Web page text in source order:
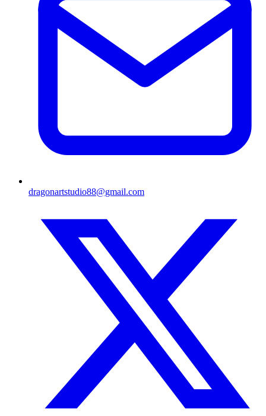
dragonartstudio88@gmail.com